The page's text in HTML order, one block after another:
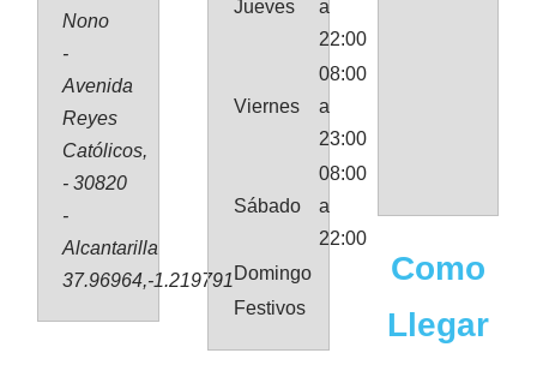
Nono
-
Avenida
Reyes
Católicos,
- 30820
-
Alcantarilla
37.96964,-1.219791
Jueves
a
22:00
Viernes
08:00
a
23:00
Sábado
08:00
a
22:00
Domingo
Festivos
Como
Llegar